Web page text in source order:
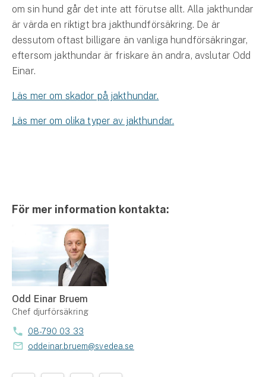
om sin hund går det inte att förutse allt. Alla jakthundar
är värda en riktigt bra jakthundförsäkring. De är
dessutom oftast billigare än vanliga hundförsäkringar,
eftersom jakthundar är friskare än andra, avslutar Odd
Einar.
Läs mer om skador på jakthundar.
Läs mer om olika typer av jakthundar.
För mer information kontakta:
Odd Einar Bruem
Chef djurförsäkring
08-790 03 33
oddeinar.bruem@svedea.se